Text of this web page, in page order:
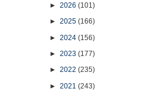
►2026(101)
►2025(166)
►2024(156)
►2023(177)
►2022(235)
►2021(243)